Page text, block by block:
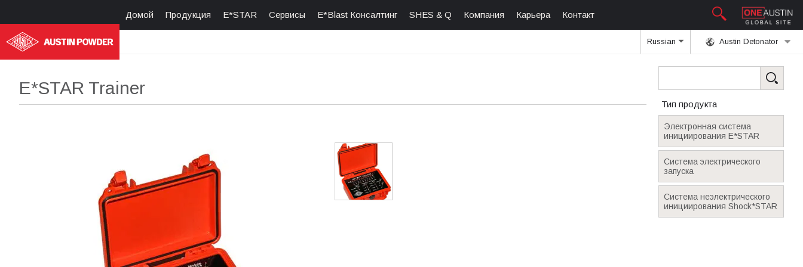
Домой Продукция E*STAR Сервисы E*Blast Консалтинг SHES & Q Компания Карьера Контакт
Austin Detonator
Russian
Тип продукта
Электронная система
инициирования E*STAR
Система электрического
запуска
Система неэлектрического
инициирования Shock*STAR
E*STAR Trainer